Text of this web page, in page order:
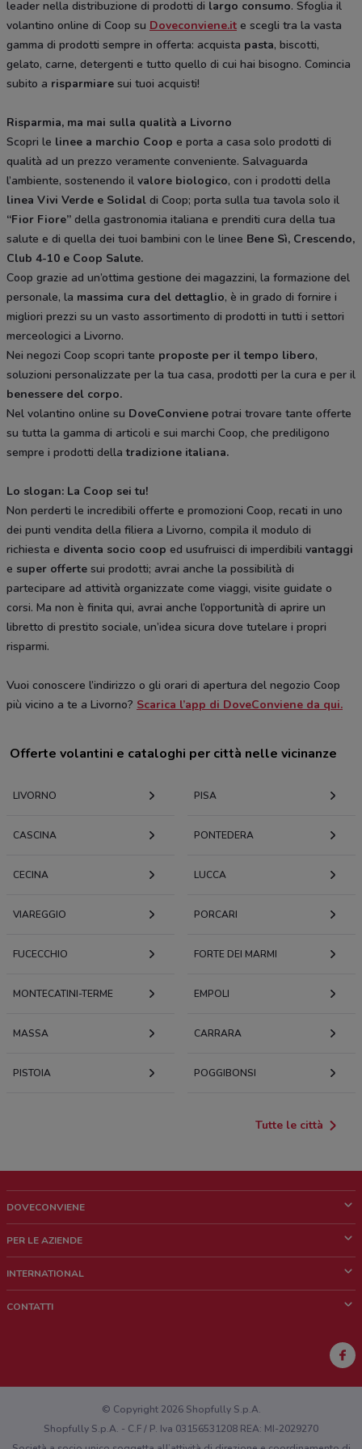
leader nella distribuzione di prodotti di largo consumo. Sfoglia il
volantino online di Coop su Doveconviene.it e scegli tra la vasta
gamma di prodotti sempre in offerta: acquista pasta, biscotti,
gelato, carne, detergenti e tutto quello di cui hai bisogno. Comincia
subito a risparmiare sui tuoi acquisti!
Risparmia, ma mai sulla qualità a Livorno
Scopri le linee a marchio Coop e porta a casa solo prodotti di
qualità ad un prezzo veramente conveniente. Salvaguarda
l’ambiente, sostenendo il valore biologico, con i prodotti della
linea Vivi Verde e Solidal di Coop; porta sulla tua tavola solo il
“Fior Fiore” della gastronomia italiana e prenditi cura della tua
salute e di quella dei tuoi bambini con le linee Bene Sì, Crescendo,
Club 4-10 e Coop Salute.
Coop grazie ad un’ottima gestione dei magazzini, la formazione del
personale, la massima cura del dettaglio, è in grado di fornire i
migliori prezzi su un vasto assortimento di prodotti in tutti i settori
merceologici a Livorno.
Nei negozi Coop scopri tante proposte per il tempo libero,
soluzioni personalizzate per la tua casa, prodotti per la cura e per il
benessere del corpo.
Nel volantino online su DoveConviene potrai trovare tante offerte
su tutta la gamma di articoli e sui marchi Coop, che prediligono
sempre i prodotti dellatradizione italiana.
Lo slogan: La Coop sei tu!
Non perderti le incredibili offerte e promozioni Coop, recati in uno
dei punti vendita della filiera a Livorno, compila il modulo di
richiesta e diventa socio coop ed usufruisci di imperdibili vantaggi
e super offerte sui prodotti; avrai anche la possibilità di
partecipare ad attività organizzate come viaggi, visite guidate o
corsi. Ma non è finita qui, avrai anche l’opportunità di aprire un
libretto di prestito sociale, un’idea sicura dove tutelare i propri
risparmi.
Vuoi conoscere l’indirizzo o gli orari di apertura del negozio Coop
più vicino a te a Livorno? Scarica l’app di DoveConviene da qui.
Offerte volantini e cataloghi per città nelle vicinanze
LIVORNO PISA
CASCINA PONTEDERA
CECINA LUCCA
VIAREGGIO PORCARI
FUCECCHIO FORTE DEI MARMI
MONTECATINI-TERME EMPOLI
MASSA CARRARA
PISTOIA POGGIBONSI
Tutte le città
DOVECONVIENE
Chi siamo
Lavora con noi
PER LE AZIENDE
Richieste commerciali e marketing
INTERNATIONAL
CONTATTI
Hai un malfunzionamento sul web o sull'app?
© Copyright 2026 Shopfully S.p.A.
Shopfully S.p.A. - C.F / P. Iva 03156531208 REA: MI-2029270